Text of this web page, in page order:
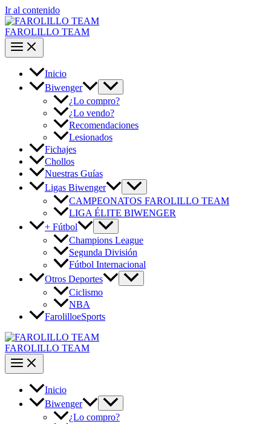
Ir al contenido
FAROLILLO TEAM
Inicio
Biwenger
¿Lo compro?
¿Lo vendo?
Recomendaciones
Lesionados
Fichajes
Chollos
Nuestras Guías
Ligas Biwenger
CAMPEONATOS FAROLILLO TEAM
LIGA ÉLITE BIWENGER
+ Fútbol
Champions League
Segunda División
Fútbol Internacional
Otros Deportes
Ciclismo
NBA
FarolilloeSports
FAROLILLO TEAM
Inicio
Biwenger
¿Lo compro?